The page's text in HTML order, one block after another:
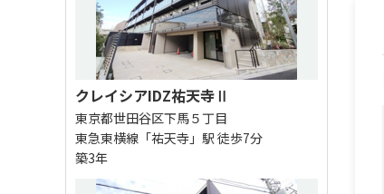
クレイシアIDZ祐天寺Ⅱ
東京都世田谷区下馬５丁目
東急東横線「祐天寺」駅 徒歩7分
築3年